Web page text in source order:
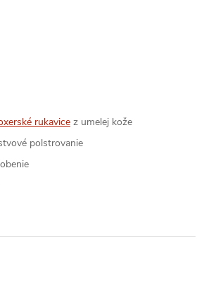
rukavice z umelej kože
polstrovanie